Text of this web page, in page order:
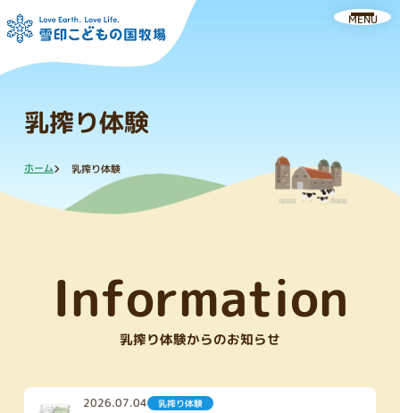
MENU
乳搾り体験
ホーム 乳搾り体験
Information
乳搾り体験からのお知らせ
2026.07.04 乳搾り体験